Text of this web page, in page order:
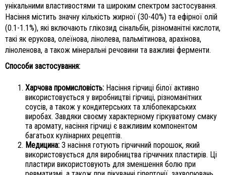
унікальними властивостями та широким спектром застосування.
Насіння містить значну кількість жирної (30-40%) та ефірної олій
(0.1-1.1%), які включають глікозид сінальбін, різноманітні кислоти,
такі як ерукова, олеїнова, лінолева, пальмітинова, арахінова,
ліноленова, а також мінеральні речовини та важливі ферменти.
Способи застосування:
Харчова промисловість: Насіння гірчиці білої активно
використовується у виробництві гірчиці, різноманітних
соусів, а також у кондитерських та хлібопекарських
виробах. Завдяки своєму характерному гіркуватому смаку
та аромату, насіння гірчиці є важливим компонентом
багатьох кулінарних рецептів.
Медицина: З насіння готують гірчичний порошок, який
використовується для виробництва гірчичних пластирів. Ці
пластири використовують для зменшення болю при